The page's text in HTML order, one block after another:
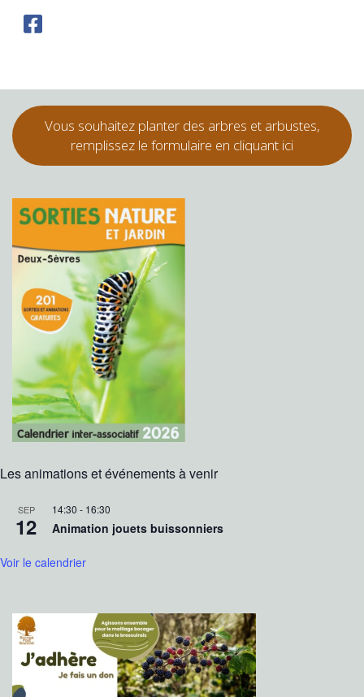
Vous souhaitez planter des arbres et arbustes,
remplissez le formulaire en cliquant ici
Les animations et événements à venir
SEP
12
14:30 - 16:30
Animation jouets buissonniers
Voir le calendrier